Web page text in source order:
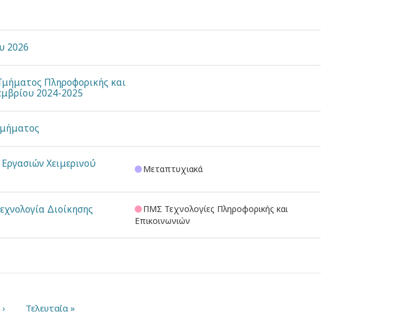
2026
Πληροφορικής και
2024-2025
Χειμερινού
Μεταπτυχιακά
Διοίκησης
ΠΜΣ Τεχνολογίες Πληροφορικής και
Επικοινωνιών
Last
Τελευταία »